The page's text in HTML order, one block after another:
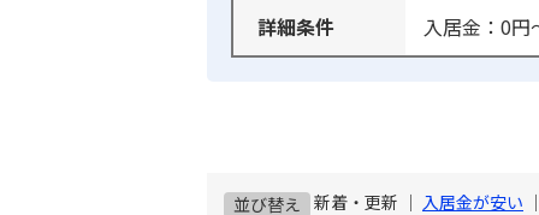
詳細条件 入居金：0円
並び替え 新着・更新 ｜ 入居金が安い